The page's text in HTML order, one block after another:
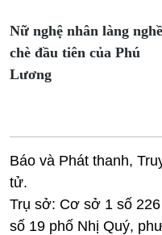
Nữ nghệ nhân làng nghề
chè đầu tiên của Phú
Lương
Báo và Phát thanh,
tử.
Trụ sở: Cơ sở 1 số
số 19 phố Nhị Quý,